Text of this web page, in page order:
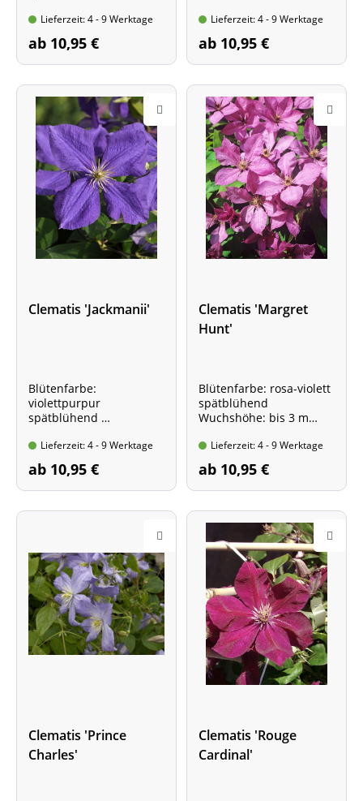
Im Topf, 60- 100 cm hoch
Lieferzeit: 4 - 9 Werktage
ab 10,95 €
Lieferzeit: 4 - 9 Werktage
ab 10,95 €
Clematis 'Jackmanii'
Blütenfarbe:
violettpurpur
spätblühend
Im Topf, 60-100 cm hoch
Lieferzeit: 4 - 9 Werktage
ab 10,95 €
Clematis 'Margret
Hunt'
Blütenfarbe: rosa-violett
spätblühend
Wuchshöhe: bis 3 m
Lieferzeit: 4 - 9 Werktage
ab 10,95 €
Clematis 'Prince
Charles'
Clematis 'Rouge
Cardinal'